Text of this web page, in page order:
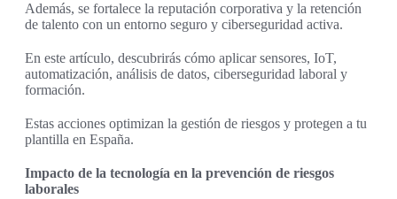
Además, se fortalece la reputación corporativa y la retención
de talento con un entorno seguro y ciberseguridad activa.
En este artículo, descubrirás cómo aplicar sensores, IoT,
automatización, análisis de datos, ciberseguridad laboral y
formación.
Estas acciones optimizan la gestión de riesgos y protegen a tu
plantilla en España.
Impacto de la tecnología en la prevención de riesgos
laborales